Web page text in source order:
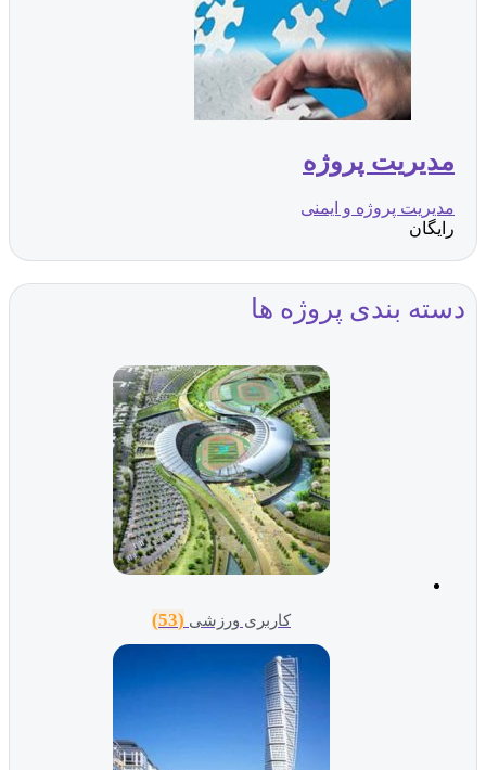
مدیریت پروژه
مدیریت پروژه و ایمنی
رایگان
دسته بندی پروژه ها
کاربری ورزشی (53)